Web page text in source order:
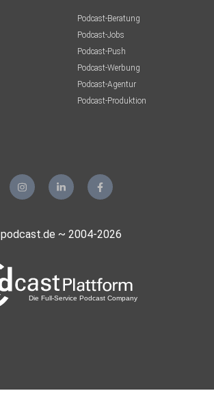
Podcast-Beratung
Podcast-Jobs
Podcast-Push
Podcast-Werbung
Podcast-Agentur
Podcast-Produktion
podcast.de ~ 2004-2026